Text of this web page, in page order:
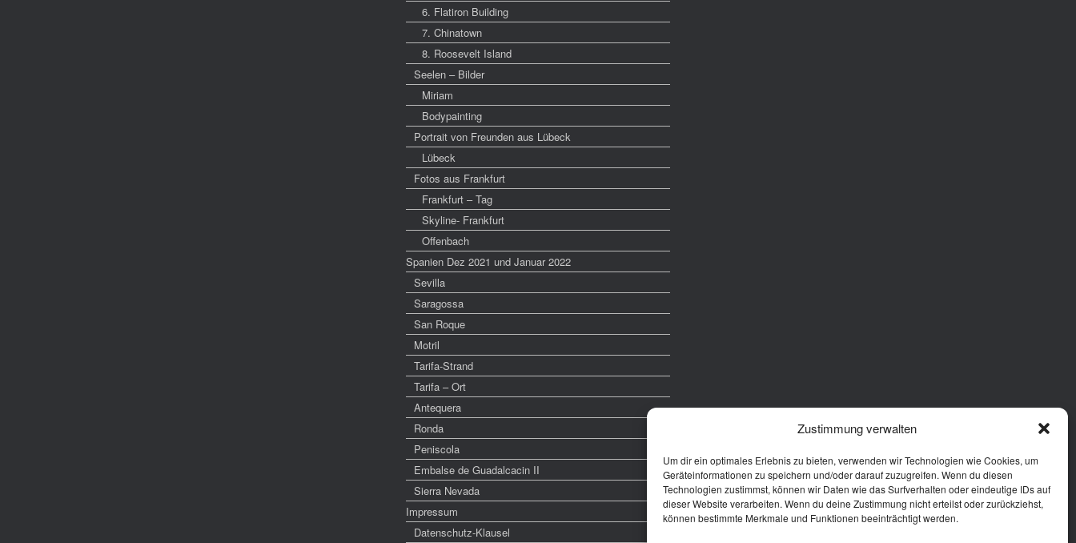
Zustimmung verwalten
Um dir ein optimales Erlebnis zu bieten, verwenden wir Technologien wie Cookies, um
Geräteinformationen zu speichern und/oder darauf zuzugreifen. Wenn du diesen
Technologien zustimmst, können wir Daten wie das Surfverhalten oder eindeutige IDs auf
dieser Website verarbeiten. Wenn du deine Zustimmung nicht erteilst oder zurückziehst,
können bestimmte Merkmale und Funktionen beeinträchtigt werden.
6. Flatiron Building
7. Chinatown
8. Roosevelt Island
Seelen – Bilder
Miriam
Bodypainting
Portrait von Freunden aus Lübeck
Lübeck
Fotos aus Frankfurt
Frankfurt – Tag
Skyline- Frankfurt
Offenbach
Spanien Dez 2021 und Januar 2022
Sevilla
Saragossa
San Roque
Motril
Tarifa-Strand
Tarifa – Ort
Antequera
Ronda
Peniscola
Embalse de Guadalcacin II
Sierra Nevada
Impressum
Datenschutz-Klausel